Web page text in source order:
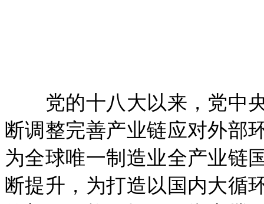
党的十八大以来，党中央
断调整完善产业链应对外部
为全球唯一制造业全产业链
断提升，为打造以国内大循